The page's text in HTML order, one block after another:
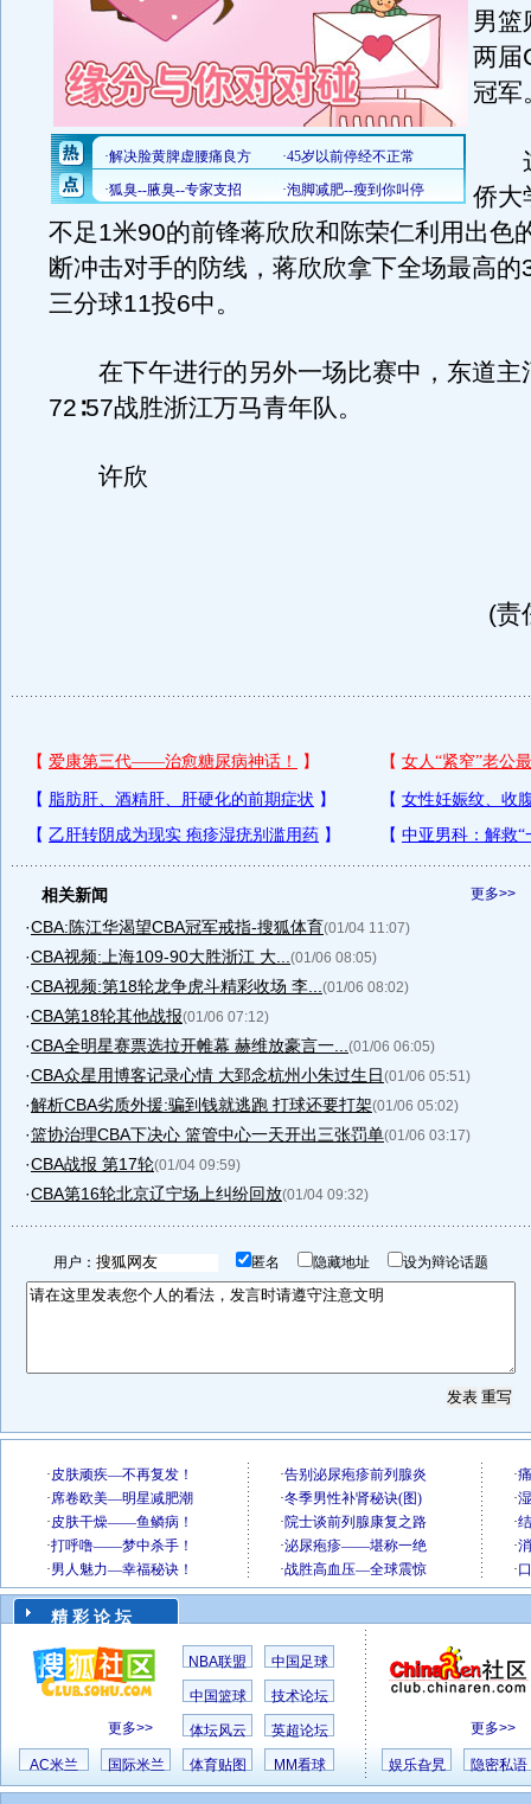
男篮
两届
冠军
这
侨大
不足1米90的前锋蒋欣欣和陈荣仁利用出色
断冲击对手的防线，蒋欣欣拿下全场最高的
三分球11投6中。
在下午进行的另外一场比赛中，东道主
72∶57战胜浙江万马青年队。
许欣
(责
更多>>
相关新闻
·CBA:陈江华渴望CBA冠军戒指-搜狐体育(01/04 11:07)
·CBA视频:上海109-90大胜浙江 大... (01/06 08:05)
·CBA视频:第18轮龙争虎斗精彩收场 李... (01/06 08:02)
·CBA第18轮其他战报(01/06 07:12)
·CBA全明星赛票选拉开帷幕 赫维放豪言一... (01/06 06:05)
·CBA众星用博客记录心情 大郅念杭州小朱过生日(01/06 05:51)
·解析CBA劣质外援:骗到钱就逃跑 打球还要打架(01/06 05:02)
·篮协治理CBA下决心 篮管中心一天开出三张罚单(01/06 03:17)
·CBA战报 第17轮(01/04 09:59)
·CBA第16轮北京辽宁场上纠纷回放(01/04 09:32)
用户： 匿名 隐藏地址 设为辩论话题
精 彩 论 坛
更多>>
NBA联盟 中国足球
中国篮球 技术论坛
体坛风云 英超论坛
AC米兰 国际米兰 体育贴图 MM看球
更多>>
娱乐旮旯 隐密私语